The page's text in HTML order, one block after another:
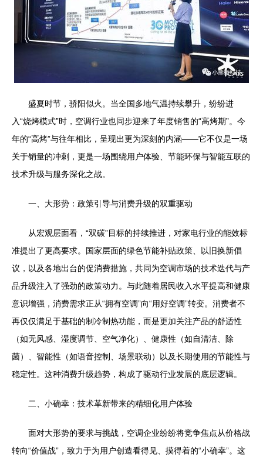
盛夏时节，骄阳似火。当全国多地气温持续攀升，纷纷进
入“烧烤模式”时，空调行业也同步迎来了年度销售的“高烤期”。今
年的“高烤”与往年相比，呈现出更为深刻的内涵——它不仅是一场
关于销量的冲刺，更是一场围绕用户体验、节能环保与智能互联的
技术升级与服务深化之战。
一、大形势：政策引导与消费升级的双重驱动
从宏观层面看，“双碳”目标的持续推进，对家电行业的能效标
准提出了更高要求。国家层面的绿色节能补贴政策、以旧换新倡
议，以及各地出台的促消费措施，共同为空调市场的技术迭代与产
品升级注入了强劲的政策动力。与此随着居民收入水平提高和健康
意识增强，消费需求正从“拥有空调”向“用好空调”转变。消费者不
再仅仅满足于基础的制冷制热功能，而是更加关注产品的舒适性
（如无风感、湿度调节、空气净化）、健康性（如自清洁、除
菌）、智能性（如语音控制、场景联动）以及长期使用的节能性与
稳定性。这种消费升级趋势，构成了驱动行业发展的底层逻辑。
二、小确幸：技术革新带来的精细化用户体验
面对大形势的要求与挑战，空调企业纷纷将竞争焦点从价格战
转向“价值战”，致力于为用户创造看得见、摸得着的“小确幸”。这